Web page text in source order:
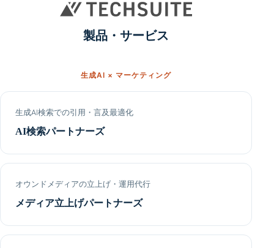
製品・サービス
生成AI × マーケティング
生成AI検索での引用・言及最適化
AI検索パートナーズ
オウンドメディアの立上げ・運用代行
メディア立上げパートナーズ